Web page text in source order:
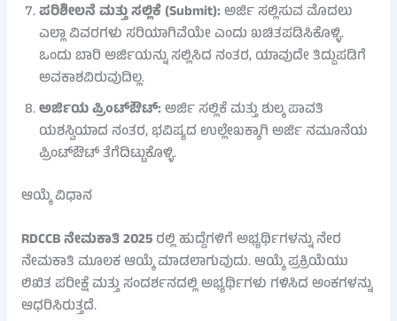
ಪರಿಶೀಲನೆ ಮತ್ತು ಸಲ್ಲಿಕೆ (Submit):ಅರ್ಜಿ ಸಲ್ಲಿಸುವ ಮೊದಲು
ಎಲ್ಲಾ ವಿವರಗಳು ಸರಿಯಾಗಿವೆಯೇ ಎಂದು ಖಚಿತಪಡಿಸಿಕೊಳ್ಳಿ.
ಒಂದು ಬಾರಿ ಅರ್ಜಿಯನ್ನು ಸಲ್ಲಿಸಿದ ನಂತರ, ಯಾವುದೇ ತಿದ್ದುಪಡಿಗೆ
ಅವಕಾಶವಿರುವುದಿಲ್ಲ.
ಅರ್ಜಿಯ ಪ್ರಿಂಟ್‌ಔಟ್:ಅರ್ಜಿ ಸಲ್ಲಿಕೆ ಮತ್ತು ಶುಲ್ಕ ಪಾವತಿ
ಯಶಸ್ವಿಯಾದ ನಂತರ, ಭವಿಷ್ಯದ ಉಲ್ಲೇಖಕ್ಕಾಗಿ ಅರ್ಜಿ ನಮೂನೆಯ
ಪ್ರಿಂಟ್‌ಔಟ್ ತೆಗೆದಿಟ್ಟುಕೊಳ್ಳಿ.
ಆಯ್ಕೆ ವಿಧಾನ
RDCCB ನೇಮಕಾತಿ 2025ರಲ್ಲಿ ಹುದ್ದೆಗಳಿಗೆ ಅಭ್ಯರ್ಥಿಗಳನ್ನು ನೇರ
ನೇಮಕಾತಿ ಮೂಲಕ ಆಯ್ಕೆ ಮಾಡಲಾಗುವುದು. ಆಯ್ಕೆ ಪ್ರಕ್ರಿಯೆಯು
ಲಿಖಿತ ಪರೀಕ್ಷೆ ಮತ್ತು ಸಂದರ್ಶನದಲ್ಲಿ ಅಭ್ಯರ್ಥಿಗಳು ಗಳಿಸಿದ ಅಂಕಗಳನ್ನು
ಆಧರಿಸಿರುತ್ತದೆ.